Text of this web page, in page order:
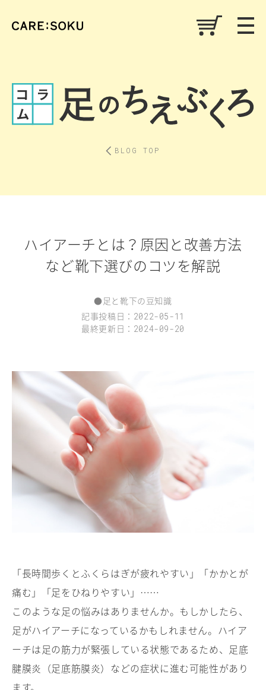
BLOG TOP
ハイアーチとは？原因と改善方法
など靴下選びのコツを解説
●足と靴下の豆知識
記事投稿日： 2022-05-11
最終更新日： 2024-09-20
「長時間歩くとふくらはぎが疲れやすい」「かかとが
痛む」「足をひねりやすい」……
このような足の悩みはありませんか。もしかしたら、
足がハイアーチになっているかもしれません。ハイア
ーチは足の筋力が緊張している状態であるため、足底
腱膜炎（足底筋膜炎）などの症状に進む可能性があり
ます。